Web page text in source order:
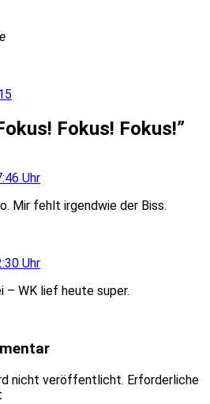
Fokus! Fokus!”
Uhr
Mir fehlt irgendwie der Biss.
Uhr
– WK lief heute super.
nicht veröffentlicht. Erforderliche